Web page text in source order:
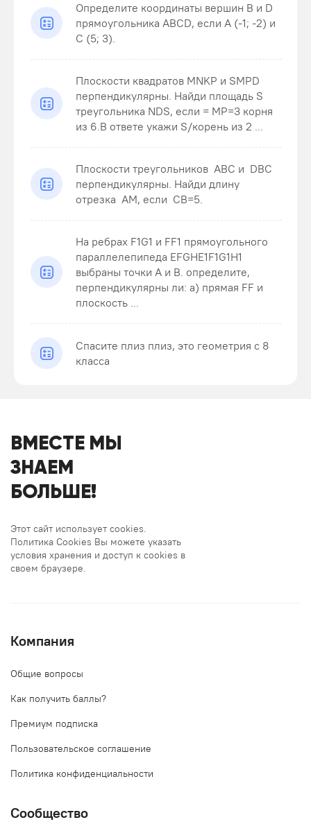
Определите координаты вершин В и D
прямоугольника ABCD, если А (-1; -2) и
С (5; 3).
Плоскости квадратов MNKP и SMPD
перпендикулярны. Найди площадь S
треугольника NDS , если = MP=3 корня
из 6.В ответе укажи S/корень из 2 ...
Плоскости треугольников ABC и DBC
перпендикулярны. Найди длину
отрезка AM , если CB=5 .
На ребрах F1G1 и FF1 прямоугольного
параллелепипеда EFGHE1F1G1H1
выбраны точки A и B. определите,
перпендикулярны ли: а) прямая FF и
плоскость ...
Спасите плиз плиз, это геометрия с 8
класса
ВМЕСТЕ МЫ
ЗНАЕМ
БОЛЬШЕ!
Этот сайт использует cookies.
Политика Cookies Вы можете указать
условия хранения и доступ к cookies в
своем браузере.
Компания
Общие вопросы
Как получить баллы?
Премиум подписка
Пользовательское соглашение
Политика конфиденциальности
Сообщество